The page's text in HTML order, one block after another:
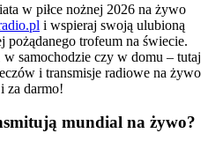
w piłce nożnej 2026 na żywo
i wspieraj swoją ulubioną
pożądanego trofeum na świecie.
samochodzie czy w domu – tutaj
i transmisje radiowe na żywo
za darmo!
mundial na żywo?